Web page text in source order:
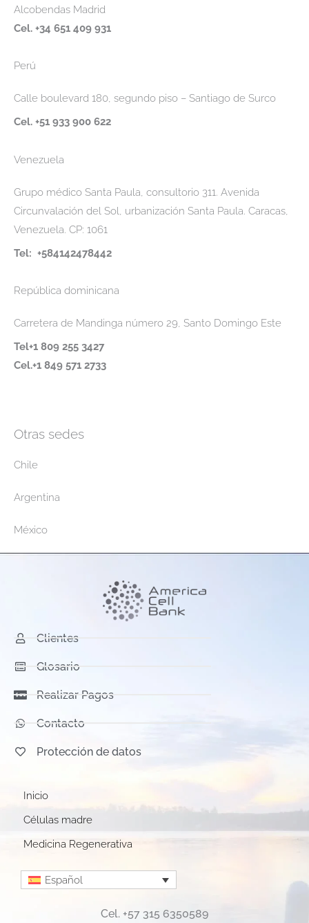
Alcobendas Madrid
Cel. +34 651 409 931
Perú
Calle boulevard 180, segundo piso – Santiago de Surco
Cel. +51 933 900 622
Venezuela
Grupo médico Santa Paula, consultorio 311. Avenida
Circunvalación del Sol, urbanización Santa Paula. Caracas,
Venezuela. CP: 1061
Tel: +584142478442
República dominicana
Carretera de Mandinga número 29, Santo Domingo Este
Tel+1 809 255 3427
Cel.+1 849 571 2733
Otras sedes
Chile
Argentina
México
Clientes
Glosario
Realizar Pagos
Contacto
Protección de datos
Inicio
Células madre
Medicina Regenerativa
Español
Cel. +57 315 6350589